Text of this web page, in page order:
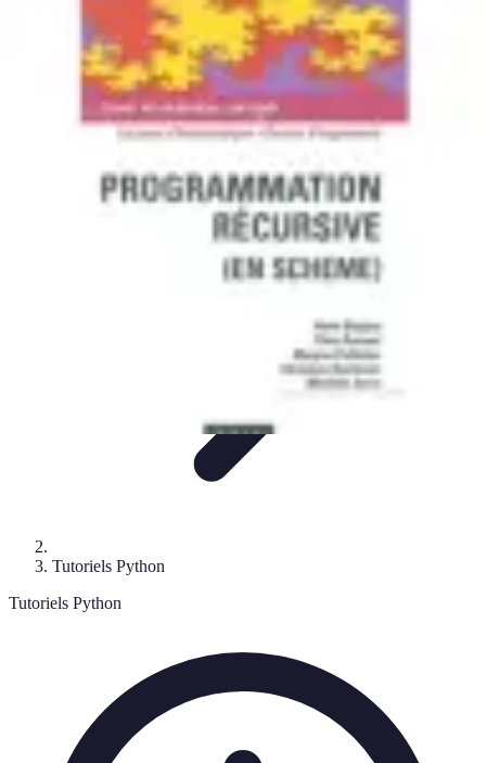
Tutoriel Programmation
Qualité de Code Développement MobileLangages de
ProgrammationTendances
Tutoriel Programmation
Tutoriels Python
Tutoriels Python